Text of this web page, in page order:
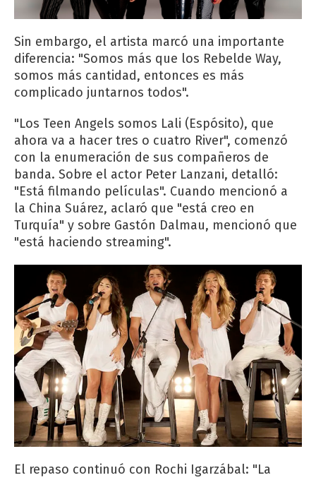
Sin embargo, el artista marcó una importante
diferencia: "Somos más que los Rebelde Way,
somos más cantidad, entonces es más
complicado juntarnos todos".
"Los Teen Angels somos Lali (Espósito), que
ahora va a hacer tres o cuatro River", comenzó
con la enumeración de sus compañeros de
banda. Sobre el actor Peter Lanzani, detalló:
"Está filmando películas". Cuando mencionó a
la China Suárez, aclaró que "está creo en
Turquía" y sobre Gastón Dalmau, mencionó que
"está haciendo streaming".
El repaso continuó con Rochi Igarzábal: "La